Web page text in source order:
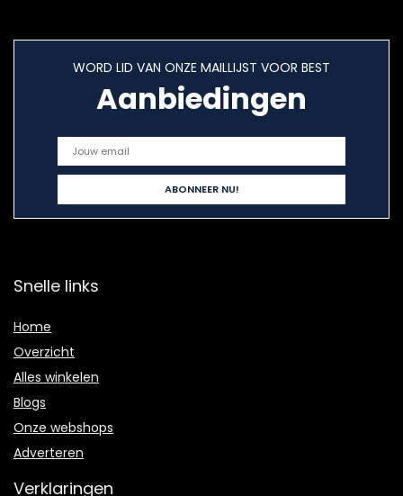
WORD LID VAN ONZE MAILLIJST VOOR BEST
Aanbiedingen
Snelle links
Home
Overzicht
Alles winkelen
Blogs
Onze webshops
Adverteren
Verklaringen